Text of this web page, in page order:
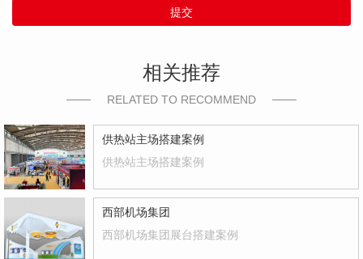
提交
相关推荐
RELATED TO RECOMMEND
供热站主场搭建案例
供热站主场搭建案例
西部机场集团
西部机场集团展台搭建案例